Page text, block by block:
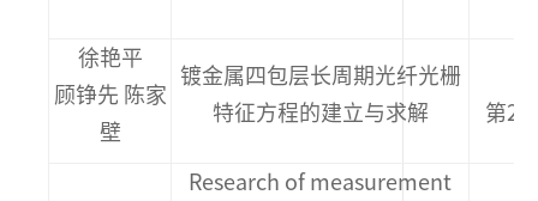
徐艳平
顾铮先 陈家
壁
镀金属四包层长周期光纤光栅
特征方程的建立与求解
第28
Research of measurement